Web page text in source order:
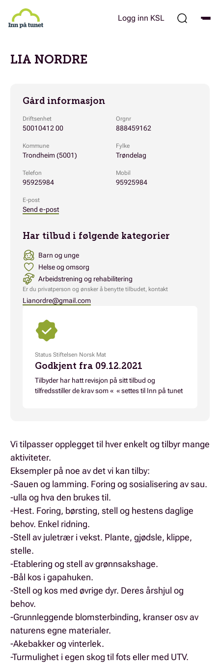
hovedinnhold
Logg inn KSL
LIA NORDRE
Gård informasjon
Driftsenhet
50010412 00
Orgnr
888459162
Kommune
Trondheim (5001)
Fylke
Trøndelag
Telefon
95925984
Mobil
95925984
E-post
Send e-post
Har tilbud i følgende kategorier
Barn og unge
Helse og omsorg
Arbeidstrening og rehabilitering
Er du privatperson og ønsker å benytte tilbudet, kontakt
Lianordre@gmail.com
Status Stiftelsen Norsk Mat
Godkjent fra 09.12.2021
Tilbyder har hatt revisjon på sitt tilbud og
tilfredsstiller de krav som « « settes til Inn på tunet
Vi tilpasser opplegget til hver enkelt og tilbyr mange
aktiviteter.
Eksempler på noe av det vi kan tilby:
-Sauen og lamming. Foring og sosialisering av sau.
-ulla og hva den brukes til.
-Hest. Foring, børsting, stell og hestens daglige
behov. Enkel ridning.
-Stell av juletrær i vekst. Plante, gjødsle, klippe,
stelle.
-Etablering og stell av grønnsakshage.
-Bål kos i gapahuken.
-Stell og kos med øvrige dyr. Deres årshjul og
behov.
-Grunnleggende blomsterbinding, kranser osv av
naturens egne materialer.
-Akebakker og vinterlek.
-Turmulighet i egen skog til fots eller med UTV.